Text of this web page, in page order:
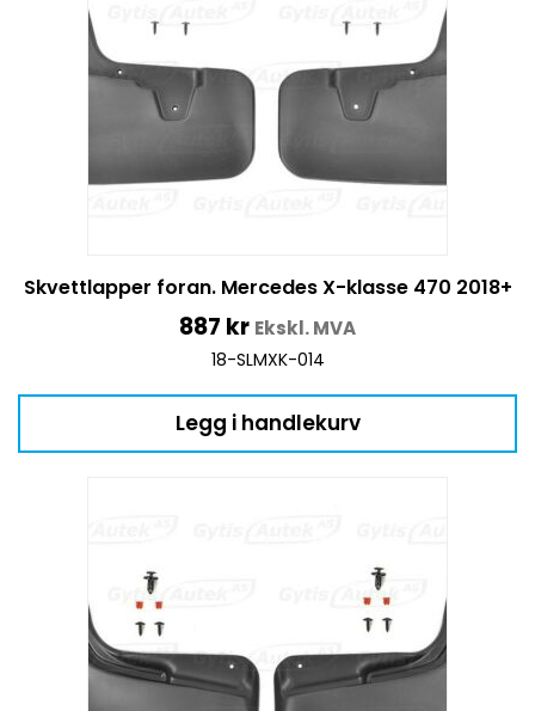
Skvettlapper foran. Mercedes X-klasse 470 2018+
887 kr Ekskl. MVA
18-SLMXK-014
Legg i handlekurv